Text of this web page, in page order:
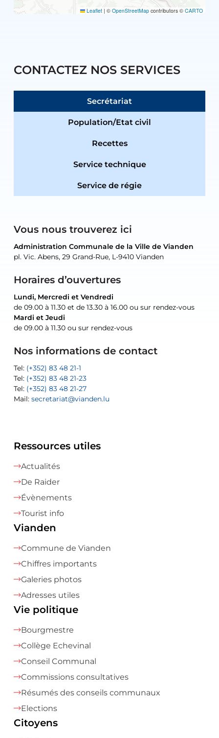
Leaflet | © OpenStreetMap contributors © CARTO
CONTACTEZ NOS SERVICES
Secrétariat
Population/Etat civil
Recettes
Service technique
Service de régie
Vous nous trouverez ici
Administration Communale de la Ville de Vianden
pl. Vic. Abens, 29 Grand-Rue, L-9410 Vianden
Horaires d’ouvertures
Lundi, Mercredi et Vendredi
de 09.00 à 11.30 et de 13.30 à 16.00 ou sur rendez-vous
Mardi et Jeudi
de 09.00 à 11.30 ou sur rendez-vous
Nos informations de contact
Tel: (+352) 83 48 21-1
Tel: (+352) 83 48 21-23
Tel: (+352) 83 48 21-27
Mail: secretariat@vianden.lu
Administration Communale de la Ville de Vianden
pl. Vic. Abens, 29 Grand-Rue, L-9410 Vianden
Lundi, Mercredi et Vendredi
de 09.00 à 11.30 et de 13.30 à 16.00 ou sur rendez-vous
Mardi et Jeudi
de 09.00 à 11.30 ou sur rendez-vous
Tel: (+352) 83 48 21-20
Tel: (+352) 83 48 21-22
Mail:sofia.carvalho@vianden.lu
Mail: diane.storn@vianden.lu
Administration Communale de la Ville de Vianden
pl. Vic. Abens, 29 Grand-Rue, L-9410 Vianden
uniquement sur rendez-vous
Mail:recette@vianden.lu
Administration Communale de la Ville de Vianden
pl. Vic. Abens, 29 Grand-Rue, L-9410 Vianden
uniquement sur rendez-vous
Tel:(+352) 83 48 21-31
Atelier Communal de la Ville de Vianden
30, rue Neugarten, L-9422 Vianden
uniquement sur rendez-vous
Tel:Permanence (Fuite d’eau) : 83 48 21 61
Ressources utiles
Actualités
De Raider
Évènements
Tourist info
Vianden
Commune de Vianden
Chiffres importants
Galeries photos
Adresses utiles
Vie politique
Bourgmestre
Collège Echevinal
Conseil Communal
Commissions consultatives
Résumés des conseils communaux
Elections
Citoyens